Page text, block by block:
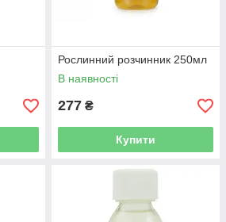
Рослинний розчинник 250мл
В наявності
277 ₴
Купити